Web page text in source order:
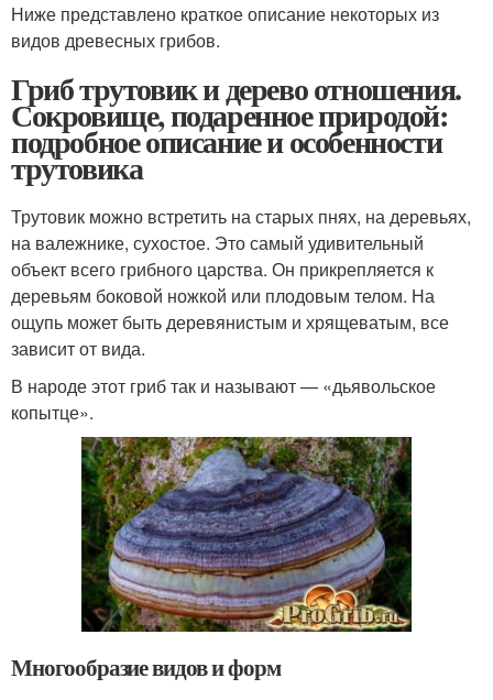
Ниже представлено краткое описание некоторых из
видов древесных грибов.
Гриб трутовик и дерево отношения.
Сокровище, подаренное природой:
подробное описание и особенности
трутовика
Трутовик можно встретить на старых пнях, на деревьях,
на валежнике, сухостое. Это самый удивительный
объект всего грибного царства. Он прикрепляется к
деревьям боковой ножкой или плодовым телом. На
ощупь может быть деревянистым и хрящеватым, все
зависит от вида.
В народе этот гриб так и называют — «дьявольское
копытце».
Многообразие видов и форм